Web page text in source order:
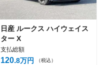
日産 ルークス ハイウェイス
ター X
支払総額
120 8万円 （税込）